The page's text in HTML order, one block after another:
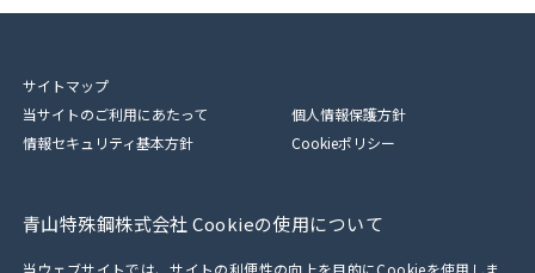
サイトマップ
当サイトのご利用にあたって
個人情報保護方針
情報セキュリティ基本方針
Cookieポリシー
青山特殊鋼株式会社 Cookieの使用について
当ウェブサイトでは、サイトの利便性の向上を目的にCookieを使用しま